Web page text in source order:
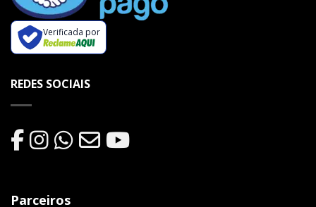
Verificada por
REDES SOCIAIS
Parceiros